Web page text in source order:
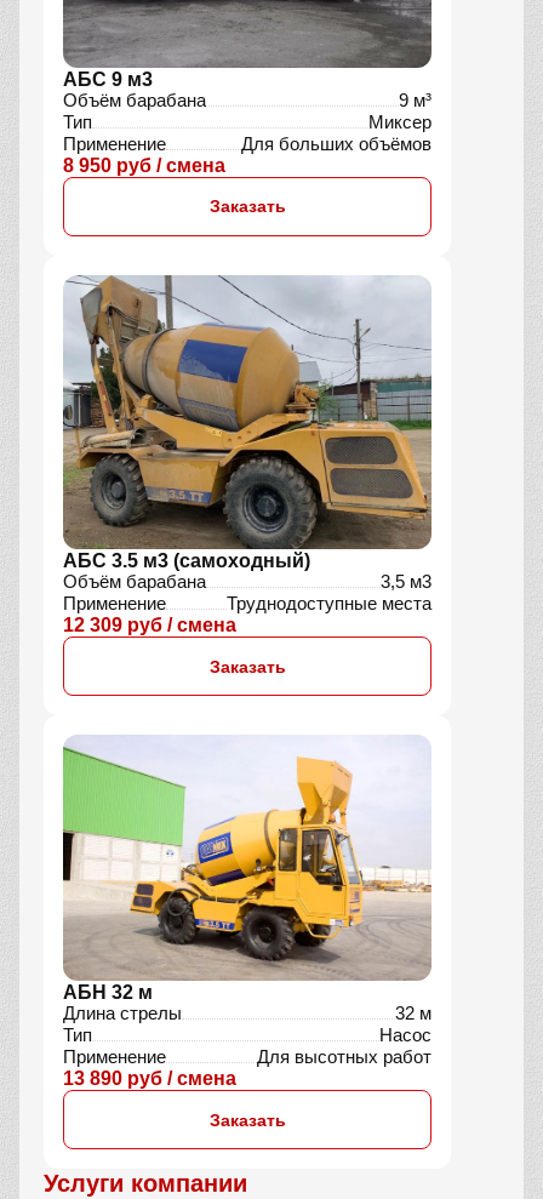
АБС 9 м3
Объём барабана
9 м³
Тип
Миксер
Применение
Для больших объёмов
8 950 руб / смена
Заказать
АБС 3.5 м3 (самоходный)
Объём барабана
3,5 м3
Применение
Труднодоступные места
12 309 руб / смена
Заказать
АБН 32 м
Длина стрелы
32 м
Тип
Насос
Применение
Для высотных работ
13 890 руб / смена
Заказать
Услуги компании